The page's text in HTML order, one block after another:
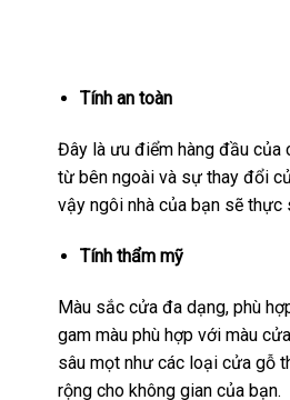
Tính an toàn
Đây là ưu điểm hàng đầu của
từ bên ngoài và sự thay đổi
vậy ngôi nhà của bạn sẽ
Tính thẩm mỹ
Màu sắc cửa đa dạng, phù
gam màu phù hợp với màu
sâu mọt như các loại cửa gỗ
rộng cho không gian của bạn.